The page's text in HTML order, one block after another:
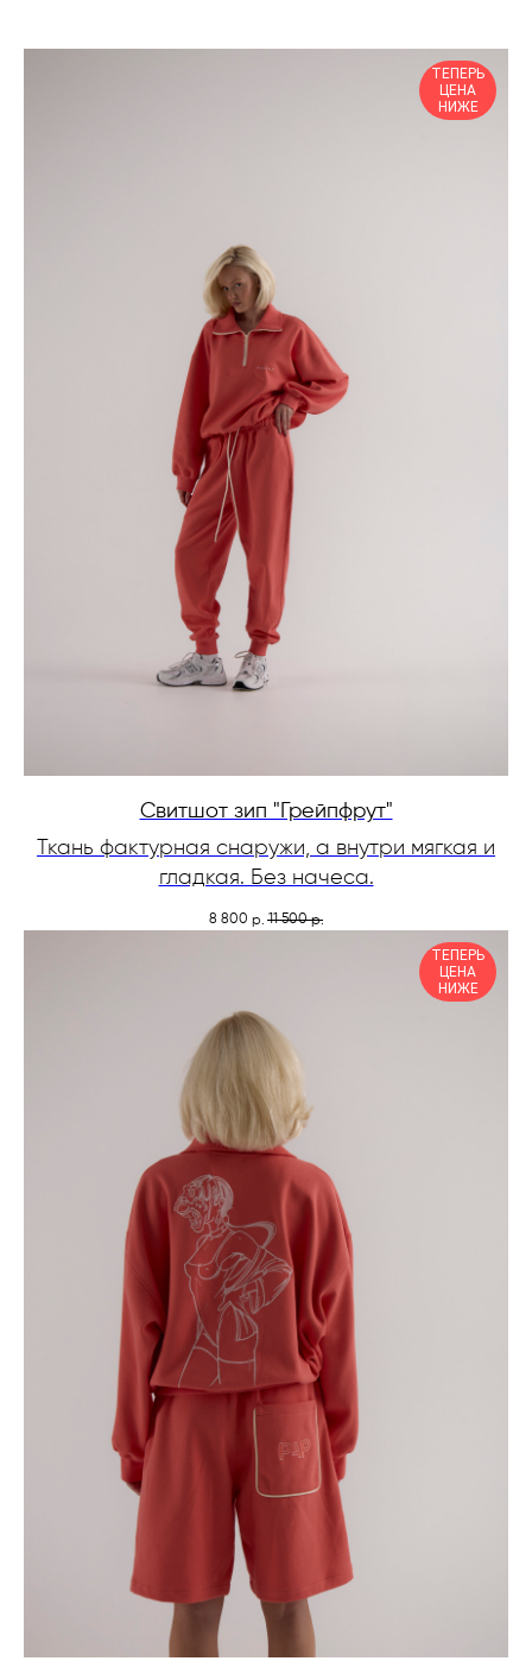
ТЕПЕРЬ
ЦЕНА
НИЖЕ
Свитшот зип "Грейпфрут"
Ткань фактурная снаружи, а внутри мягкая и
гладкая. Без начеса.
8 800 р. 11 500 р.
ТЕПЕРЬ
ЦЕНА
НИЖЕ